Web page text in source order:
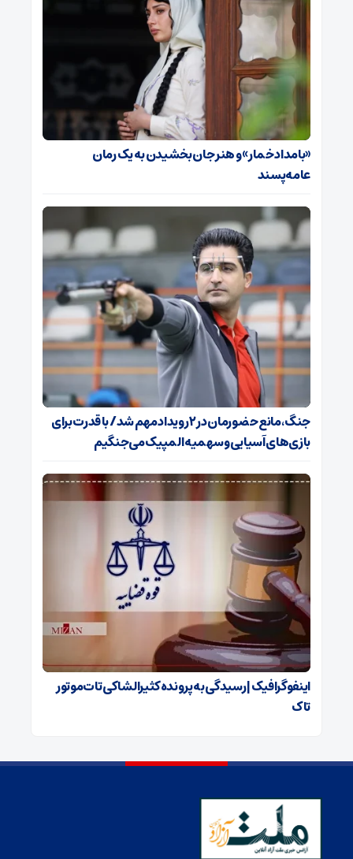
«بامداد خمار» و هنر جان بخشیدن به یک رمان
عامه‌پسند
جنگ، مانع حضورمان در ۲ رویداد مهم شد/ با قدرت برای
بازی‌های آسیایی و سهمیه المپیک می‌جنگیم
اینفوگرافیک | رسیدگی به پرونده کثیرالشاکی تات‌موتور
تاک